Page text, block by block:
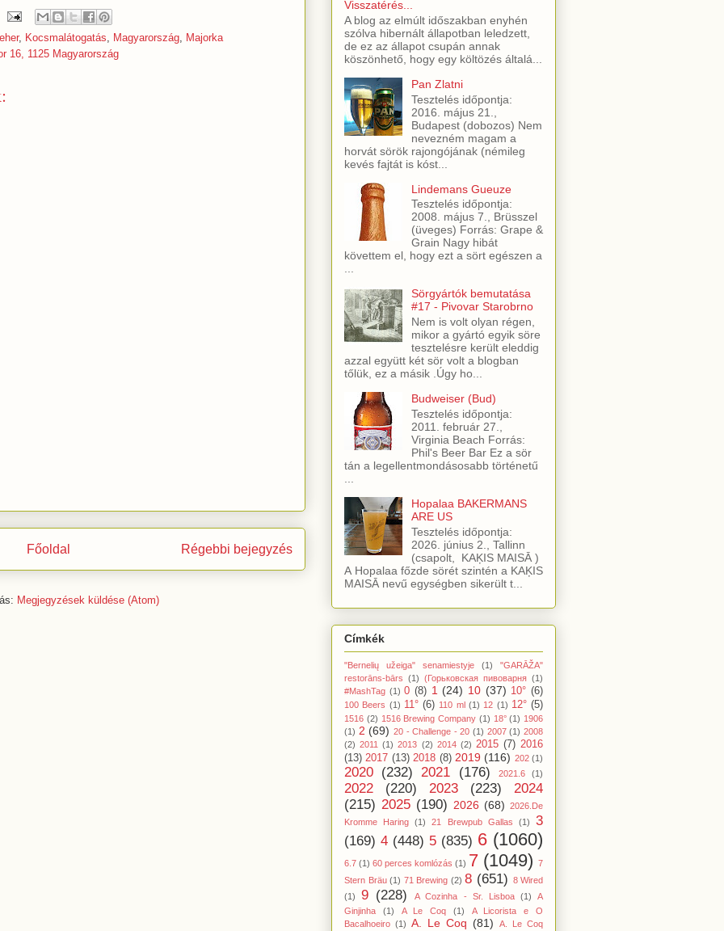
, Kocsmalátogatás, Magyarország, Majorka
16, 1125 Magyarország
Régebbi bejegyzés
Főoldal
Megjegyzések küldése (Atom)
Visszatérés...
A blog az elmúlt időszakban enyhén
szólva hibernált állapotban leledzett,
de ez az állapot csupán annak
köszönhető, hogy egy költözés általá...
Pan Zlatni
Tesztelés időpontja:
2016. május 21.,
Budapest (dobozos) Nem
nevezném magam a
horvát sörök rajongójának (némileg
kevés fajtát is kóst...
Lindemans Gueuze
Tesztelés időpontja:
2008. május 7., Brüsszel
(üveges) Forrás: Grape &
Grain Nagy hibát
követtem el, hogy ezt a sört egészen a
...
Sörgyártók bemutatása
#17 - Pivovar Starobrno
Nem is volt olyan régen,
mikor a gyártó egyik söre
tesztelésre került eleddig
azzal együtt két sör volt a blogban
tőlük, ez a másik .Úgy ho...
Budweiser (Bud)
Tesztelés időpontja:
2011. február 27.,
Virginia Beach Forrás:
Phil's Beer Bar Ez a sör
tán a legellentmondásosabb történetű
Hopalaa BAKERMANS
ARE US
Tesztelés időpontja:
2026. június 2., Tallinn
(csapolt, KAĶIS MAISĀ )
A Hopalaa főzde sörét szintén a KAĶIS
MAISĀ nevű egységben sikerült t...
Címkék
"Bernelių užeiga" senamiestyje (1)
"GARĀŽA"
restorāns-bārs (1) (Горьковская пивоварня (1)
#MashTag (1) 0 (8) 1 (24) 10 (37) 10° (6)
100 Beers (1) 11° (6) 110 ml (1) 12 (1) 12° (5)
1516 (2) 1516 Brewing Company (1) 18° (1) 1906
(1) 2 (69) 20 - Challenge - 20 (1) 2007 (1) 2008
(2) 2011 (1) 2013 (2) 2014 (2) 2015 (7) 2016
(13) 2017 (13) 2018 (8) 2019 (116) 202 (1)
2020 (232) 2021 (176) 2021.6 (1)
2022 (220) 2023 (223)
2024
(215) 2025 (190) 2026 (68) 2026.De
Kromme Haring
(1) 21 Brewpub Gallas (1)
3
(169) 4 (448) 5 (835) 6 (1060)
6.7 (1) 60 perces komlózás (1) 7 (1049) 7
Stern Bräu (1) 71 Brewing (2) 8 (651) 8 Wired
(1)
9 (228) A Cozinha - Sr. Lisboa (1)
A
Ginjinha
(1) A Le Coq (1)
A Licorista e O
Bacalhoeiro (1) A. Le Coq (81)
A. Le Coq